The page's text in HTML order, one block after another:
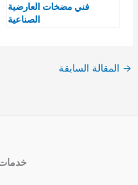
فني مضخات العارضية
الصناعية
→ المقالة السابقة